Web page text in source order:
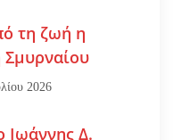
τη ζωή η
Σμυρναίου
2026
Ιωάννης Δ.